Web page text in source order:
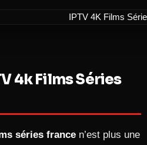
4k Films Séries
séries france n’est plus une